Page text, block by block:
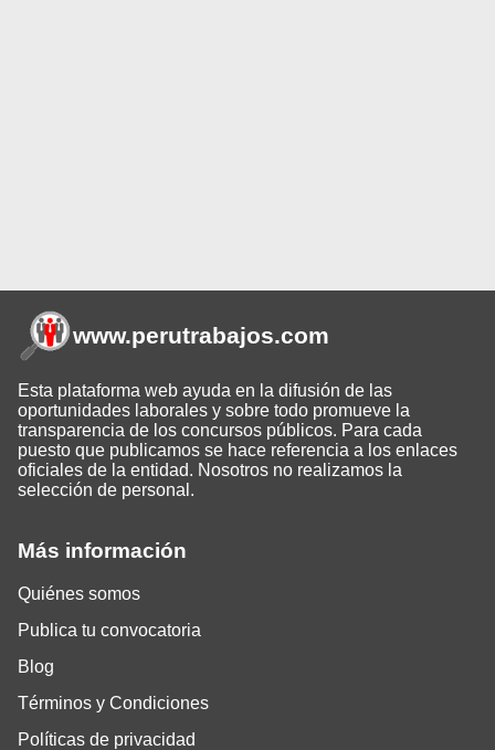
Más información
Quiénes somos
Publica tu convocatoria
Blog
Términos y Condiciones
Políticas de privacidad
www.perutrabajos.com
Esta plataforma web ayuda en la difusión de las
oportunidades laborales y sobre todo promueve la
transparencia de los concursos públicos. Para cada
puesto que publicamos se hace referencia a los enlaces
oficiales de la entidad. Nosotros no realizamos la
selección de personal.